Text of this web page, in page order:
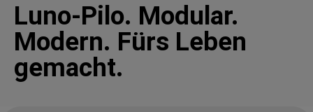
Luno-Pilo. Modular.
Modern. Fürs Leben
gemacht.